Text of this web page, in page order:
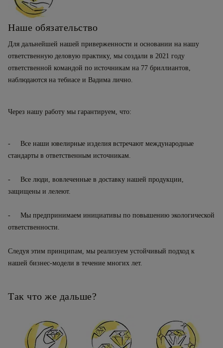
Наше обязательство
Для дальнейшей нашей приверженности и основании на нашу
ответственную деловую практику, мы создали в 2021 году
ответственной командой по источникам на 77 бриллиантов,
наблюдаются на тебиасе и Вадима лично.
Через нашу работу мы гарантируем, что:
Все наши ювелирные изделия встречают международные
стандарты в ответственным источникам.
Все люди, вовлеченные в доставку нашей продукции,
защищены и лелеют.
Мы предпринимаем инициативы по повышению экологической
ответственности.
Следуя этим принципам, мы реализуем устойчивый подход к
нашей бизнес-модели в течение многих лет.
Так что же дальше?